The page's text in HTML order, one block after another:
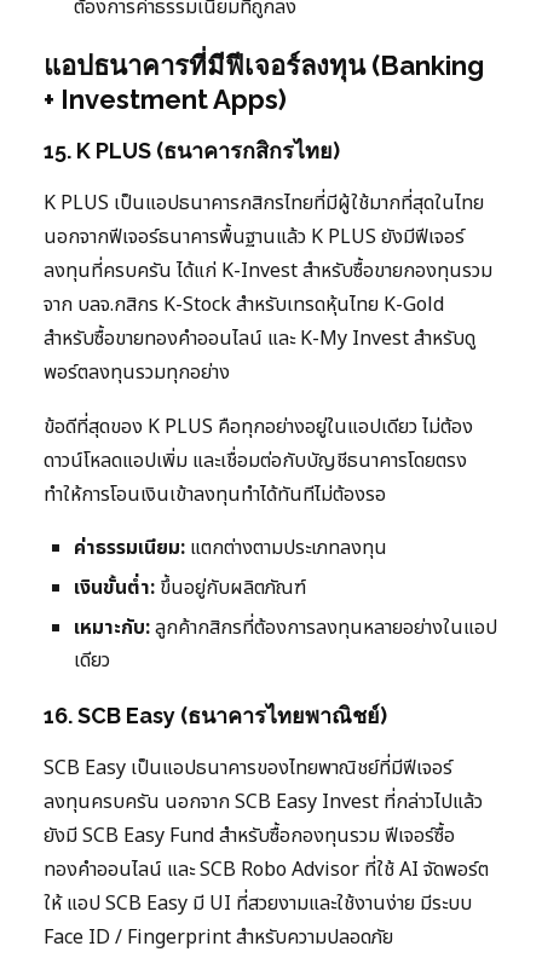
ต้องการค่าธรรมเนียมที่ถูกลง
แอปธนาคารที่มีฟีเจอร์ลงทุน (Banking
+ Investment Apps)
15. K PLUS (ธนาคารกสิกรไทย)
K PLUS เป็นแอปธนาคารกสิกรไทยที่มีผู้ใช้มากที่สุดในไทย
นอกจากฟีเจอร์ธนาคารพื้นฐานแล้ว K PLUS ยังมีฟีเจอร์
ลงทุนที่ครบครัน ได้แก่ K-Invest สำหรับซื้อขายกองทุนรวม
จาก บลจ.กสิกร K-Stock สำหรับเทรดหุ้นไทย K-Gold
สำหรับซื้อขายทองคำออนไลน์ และ K-My Invest สำหรับดู
พอร์ตลงทุนรวมทุกอย่าง
ข้อดีที่สุดของ K PLUS คือทุกอย่างอยู่ในแอปเดียว ไม่ต้อง
ดาวน์โหลดแอปเพิ่ม และเชื่อมต่อกับบัญชีธนาคารโดยตรง
ทำให้การโอนเงินเข้าลงทุนทำได้ทันทีไม่ต้องรอ
ค่าธรรมเนียม: แตกต่างตามประเภทลงทุน
เงินขั้นต่ำ: ขึ้นอยู่กับผลิตภัณฑ์
เหมาะกับ:ลูกค้ากสิกรที่ต้องการลงทุนหลายอย่างในแอป
เดียว
16. SCB Easy (ธนาคารไทยพาณิชย์)
SCB Easy เป็นแอปธนาคารของไทยพาณิชย์ที่มีฟีเจอร์
ลงทุนครบครัน นอกจาก SCB Easy Invest ที่กล่าวไปแล้ว
ยังมี SCB Easy Fund สำหรับซื้อกองทุนรวม ฟีเจอร์ซื้อ
ทองคำออนไลน์ และ SCB Robo Advisor ที่ใช้ AI จัดพอร์ต
ให้ แอป SCB Easy มี UI ที่สวยงามและใช้งานง่าย มีระบบ
Face ID / Fingerprint สำหรับความปลอดภัย